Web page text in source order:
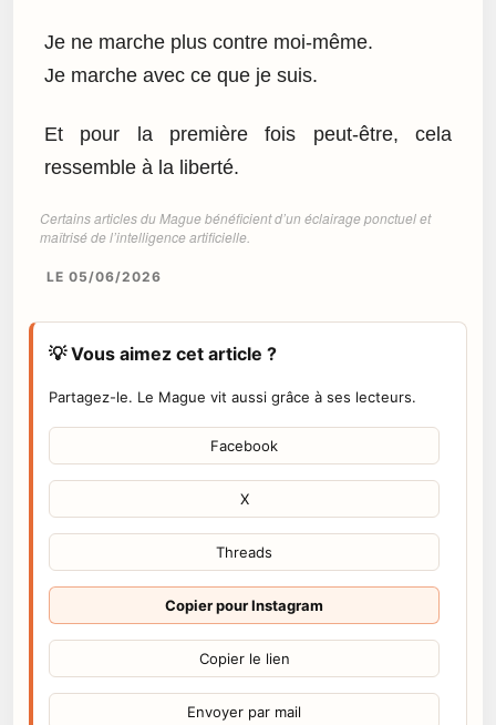
Je ne marche plus contre moi-même.
Je marche avec ce que je suis.
Et pour la première fois peut-être, cela
ressemble à la liberté.
Certains articles du Mague bénéficient d’un éclairage ponctuel et
maîtrisé de l’intelligence artificielle.
LE 05/06/2026
💡 Vous aimez cet article ?
Partagez-le. Le Mague vit aussi grâce à ses lecteurs.
Facebook
X
Threads
Copier pour Instagram
Copier le lien
Envoyer par mail